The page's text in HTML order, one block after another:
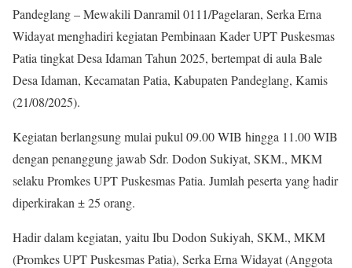
Pandeglang – Mewakili Danramil 0111/Pagelaran, Serka Erna
Widayat menghadiri kegiatan Pembinaan Kader UPT Puskesmas
Patia tingkat Desa Idaman Tahun 2025, bertempat di aula Bale
Desa Idaman, Kecamatan Patia, Kabupaten Pandeglang, Kamis
(21/08/2025).
Kegiatan berlangsung mulai pukul 09.00 WIB hingga 11.00 WIB
dengan penanggung jawab Sdr. Dodon Sukiyat, SKM., MKM
selaku Promkes UPT Puskesmas Patia. Jumlah peserta yang hadir
diperkirakan ± 25 orang.
Hadir dalam kegiatan, yaitu Ibu Dodon Sukiyah, SKM., MKM
(Promkes UPT Puskesmas Patia), Serka Erna Widayat (Anggota